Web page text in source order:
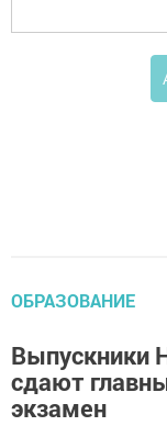
ОБРАЗОВАНИЕ
Выпускники
сдают
экзамен